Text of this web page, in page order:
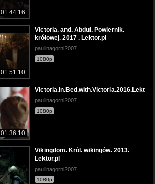
01:44:16
01:51:10
Victoria. and. Abdul. Powiernik.
królowej. 2017 . Lektor.pl
paulinagorni2007
1080p
01:36:10
paulinagorni2007
1080p
Vikingdom. Król. wikingów. 2013.
Lektor.pl
paulinagorni2007
1080p